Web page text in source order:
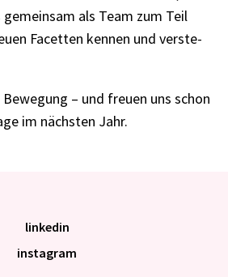
als Team zum Teil
Facet­ten kennen und verste­
– und freuen uns schon
im nächs­ten Jahr.
linkedin
instagram